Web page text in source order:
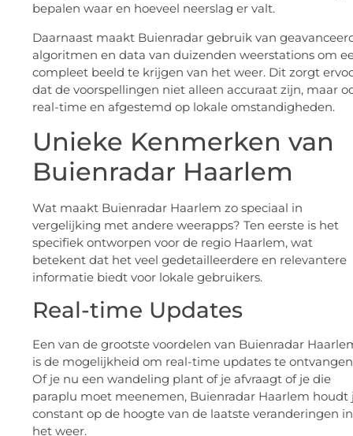
bepalen waar en hoeveel neerslag er valt.
Daarnaast maakt Buienradar gebruik van
algoritmen en data van duizenden weerstations om
compleet beeld te krijgen van het weer. Dit zorgt
dat de voorspellingen niet alleen accuraat zijn, maar
real-time en afgestemd op lokale omstandigheden.
Unieke Kenmerken van
Buienradar Haarlem
Wat maakt Buienradar Haarlem zo speciaal in
vergelijking met andere weerapps? Ten eerste is het
specifiek ontworpen voor de regio Haarlem, wat
betekent dat het veel gedetailleerdere en relevantere
informatie biedt voor lokale gebruikers.
Real-time Updates
Een van de grootste voordelen van Buienradar
is de mogelijkheid om real-time updates te
Of je nu een wandeling plant of je afvraagt of je die
paraplu moet meenemen, Buienradar Haarlem houdt
constant op de hoogte van de laatste veranderingen in
het weer.